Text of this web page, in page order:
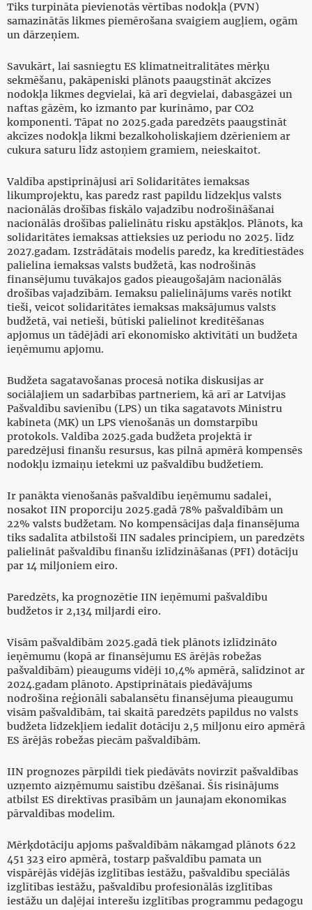
Tiks turpināta pievienotās vērtības nodokļa (PVN)
samazinātās likmes piemērošana svaigiem augļiem, ogām
un dārzeņiem.
Savukārt, lai sasniegtu ES klimatneitralitātes mērķu
sekmēšanu, pakāpeniski plānots paaugstināt akcīzes
nodokļa likmes degvielai, kā arī degvielai, dabasgāzei un
naftas gāzēm, ko izmanto par kurināmo, par CO2
komponenti. Tāpat no 2025.gada paredzēts paaugstināt
akcīzes nodokļa likmi bezalkoholiskajiem dzērieniem ar
cukura saturu līdz astoņiem gramiem, neieskaitot.
Valdība apstiprinājusi arī Solidaritātes iemaksas
likumprojektu, kas paredz rast papildu līdzekļus valsts
nacionālās drošības fiskālo vajadzību nodrošināšanai
nacionālās drošības palielinātu risku apstākļos. Plānots, ka
solidaritātes iemaksas attieksies uz periodu no 2025. līdz
2027.gadam. Izstrādātais modelis paredz, ka kredītiestādes
palielina iemaksas valsts budžetā, kas nodrošinās
finansējumu tuvākajos gados pieaugošajām nacionālās
drošības vajadzībām. Iemaksu palielinājums varēs notikt
tieši, veicot solidaritātes iemaksas maksājumus valsts
budžetā, vai netieši, būtiski palielinot kreditēšanas
apjomus un tādējādi arī ekonomisko aktivitāti un budžeta
ieņēmumu apjomu.
Budžeta sagatavošanas procesā notika diskusijas ar
sociālajiem un sadarbības partneriem, kā arī ar Latvijas
Pašvaldību savienību (LPS) un tika sagatavots Ministru
kabineta (MK) un LPS vienošanās un domstarpību
protokols. Valdība 2025.gada budžeta projektā ir
paredzējusi finanšu resursus, kas pilnā apmērā kompensēs
nodokļu izmaiņu ietekmi uz pašvaldību budžetiem.
Ir panākta vienošanās pašvaldību ieņēmumu sadalei,
nosakot IIN proporciju 2025.gadā 78% pašvaldībām un
22% valsts budžetam. No kompensācijas daļa finansējuma
tiks sadalīta atbilstoši IIN sadales principiem, un paredzēts
palielināt pašvaldību finanšu izlīdzināšanas (PFI) dotāciju
par 14 miljoniem eiro.
Paredzēts, ka prognozētie IIN ieņēmumi pašvaldību
budžetos ir 2,134 miljardi eiro.
Visām pašvaldībām 2025.gadā tiek plānots izlīdzināto
ieņēmumu (kopā ar finansējumu ES ārējās robežas
pašvaldībām) pieaugums vidēji 10,4% apmērā, salīdzinot ar
2024.gadam plānoto. Apstiprinātais piedāvājums
nodrošina reģionāli sabalansētu finansējuma pieaugumu
visām pašvaldībām, tai skaitā paredzēts papildus no valsts
budžeta līdzekļiem iedalīt dotāciju 2,5 miljonu eiro apmērā
ES ārējās robežas piecām pašvaldībām.
IIN prognozes pārpildi tiek piedāvāts novirzīt pašvaldības
uzņemto aizņēmumu saistību dzēšanai. Šis risinājums
atbilst ES direktīvas prasībām un jaunajam ekonomikas
pārvaldības modelim.
Mērķdotāciju apjoms pašvaldībām nākamgad plānots 622
451 323 eiro apmērā, tostarp pašvaldību pamata un
vispārējās vidējās izglītības iestāžu, pašvaldību speciālās
izglītības iestāžu, pašvaldību profesionālās izglītības
iestāžu un daļējai interešu izglītības programmu pedagogu